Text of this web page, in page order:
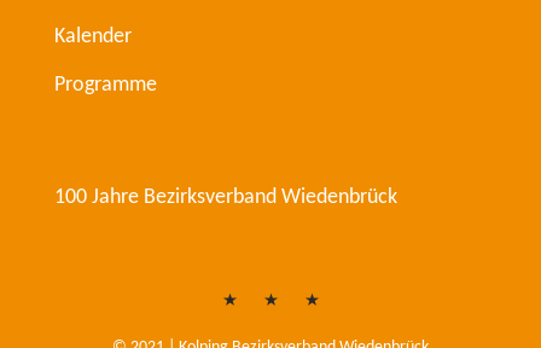
Kalender
Programme
100 Jahre Bezirksverband Wiedenbrück
KontaktImpressumDatenschutz